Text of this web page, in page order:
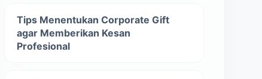
Tips Menentukan Corporate Gift
agar Memberikan Kesan
Profesional